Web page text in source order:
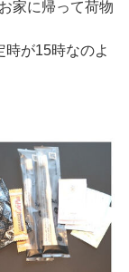
家に帰って荷物
時が15時なのよ